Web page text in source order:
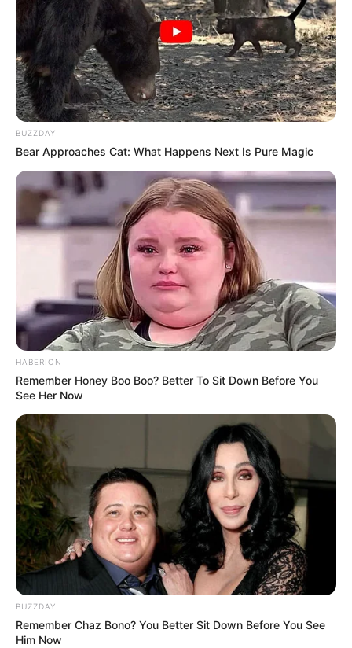
BUZZDAY
Bear Approaches Cat: What Happens Next Is Pure Magic
HABERION
Remember Honey Boo Boo? Better To Sit Down Before You
See Her Now
BUZZDAY
Remember Chaz Bono? You Better Sit Down Before You See
Him Now